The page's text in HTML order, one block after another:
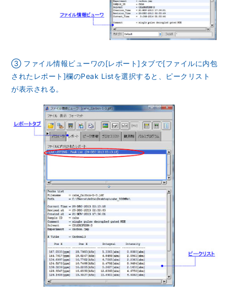
質量分析計 総合
GC-MS
MALDI-TOFMS
LC-MS (DART-MS)
マルチイオン化-未知物質解析システム JMS-T2000GC
MultiAnalyzer
GC-MS用前処理装置
MSソフトウェア
半導体関連機器
電子ビーム描画装置 (可変・スポット)
ライフサイエンス解析装置
クライオ電子顕微鏡
災害時の対応マニュアル
サービス＆サポートエリア
アプリケーションノート
微細な世界（電子顕微鏡画像集）
コラム
日本電子ニュース｜技術情報誌
JEOL STATION
公的研究費の運営・管理責任体制
インターンシップ
③ ファイル情報ビューワの[レポート]タブで[ファイルに内包
されたレポート]欄のPeak Listを選択すると、ピークリスト
が表示される。